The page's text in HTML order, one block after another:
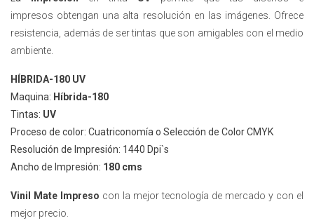
impresos obtengan una alta resolución en las imágenes. Ofrece
resistencia, además de ser tintas que son amigables con el medio
ambiente.
HÍBRIDA-180 UV
Maquina: Híbrida-180
Tintas: UV
Proceso de color: Cuatriconomía o Selección de Color CMYK
Resolución de Impresión: 1440 Dpi`s
Ancho de Impresión: 180 cms
Vinil Mate Impreso con la mejor tecnología de mercado y con el
mejor precio.